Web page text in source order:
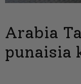
Arabia
punaisia